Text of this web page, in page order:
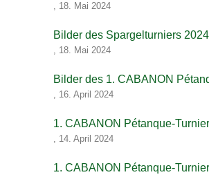
, 18. Mai 2024
Bilder des Spargelturniers 2024
, 18. Mai 2024
Bilder des 1. CABANON
, 16. April 2024
1. CABANON Pétanque-Turnier
, 14. April 2024
1. CABANON Pétanque-Turnier